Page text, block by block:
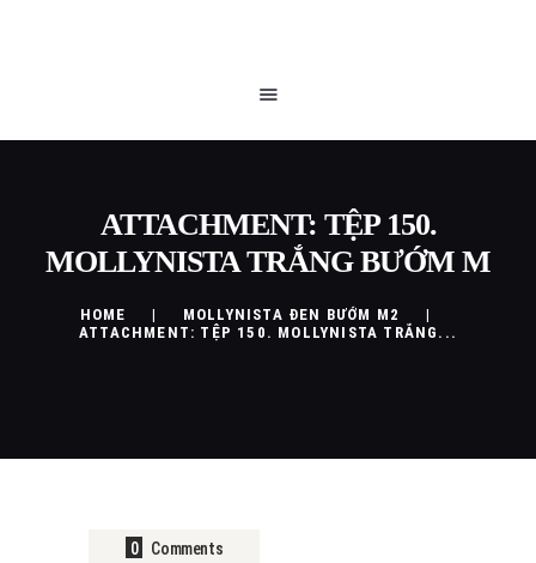
ATTACHMENT: TỆP 150.
MOLLYNISTA TRẮNG BƯỚM M
HOME
MOLLYNISTA ĐEN BƯỚM M2
ATTACHMENT: TỆP 150. MOLLYNISTA TRẮNG...
CHÍNH SÁCH
0 Comments